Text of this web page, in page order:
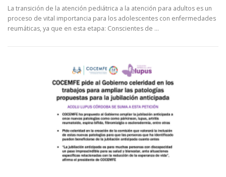
La transición de la atención pediátrica a la atención para adultos es un
proceso de vital importancia para los adolescentes con enfermedades
reumáticas, ya que en esta etapa: Conscientes de …